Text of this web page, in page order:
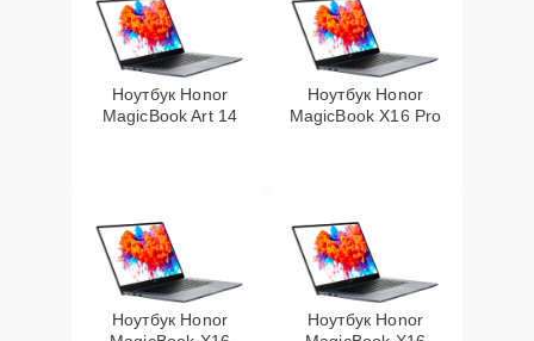
Ноутбук Honor
MagicBook Art 14
Ноутбук Honor
MagicBook X16 Pro
Ноутбук Honor
Ноутбук Honor